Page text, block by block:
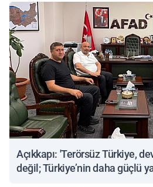
Açıkkapı: 'Terörsüz Türkiye,
değil; Türkiye’nin daha güçlü